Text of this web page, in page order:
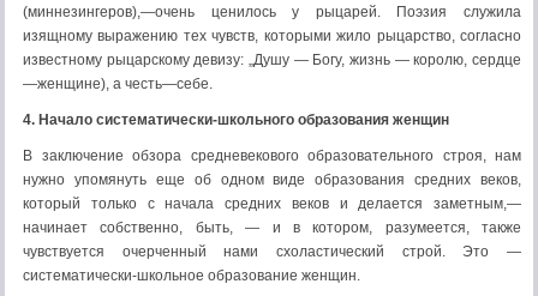
(миннезингеров),—очень ценилось у рыцарей. Поэзия служила
изящному выражению тех чувств, которыми жило рыцарство, согласно
известному рыцарскому девизу: „Душу — Богу, жизнь — королю, сердце
—женщине), а честь—себе.
4. Начало систематически-школьного образования женщин
В заключение обзора средневекового образовательного строя, нам
нужно упомянуть еще об одном виде образования средних веков,
который только с начала средних веков и делается заметным,—
начинает собственно, быть, — и в котором, разумеется, также
чувствуется очерченный нами схоластический строй. Это —
систематически-школьное образование женщин.